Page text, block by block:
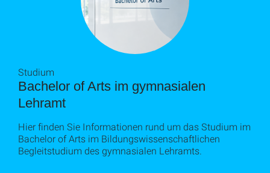
Bachelor of Arts im gymnasialen
Lehramt
Studium
Hier finden Sie Informationen rund um das Studium im
Bachelor of Arts im Bildungswissenschaftlichen
Begleitstudium des gymnasialen Lehramts.